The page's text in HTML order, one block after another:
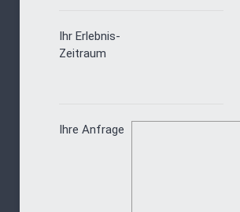
Ihr Erlebnis-
Zeitraum
Ihre Anfrage